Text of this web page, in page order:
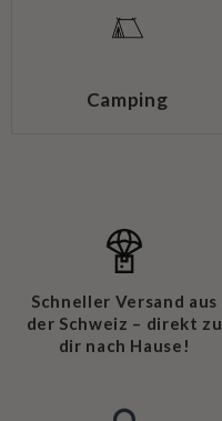
Camping
Schneller Versand aus
der Schweiz – direkt zu
dir nach Hause!